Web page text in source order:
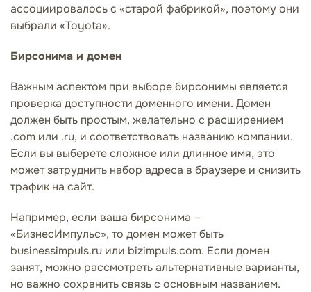
ассоциировалось с «старой фабрикой», поэтому они
выбрали «Toyota».
Бирсонима и домен
Важным аспектом при выборе бирсонимы является
проверка доступности доменного имени. Домен
должен быть простым, желательно с расширением
.com или .ru, и соответствовать названию компании.
Если вы выберете сложное или длинное имя, это
может затруднить набор адреса в браузере и снизить
трафик на сайт.
Например, если ваша бирсонима —
«БизнесИмпульс», то домен может быть
businessimpuls.ru или bizimpuls.com. Если домен
занят, можно рассмотреть альтернативные варианты,
но важно сохранить связь с основным названием.